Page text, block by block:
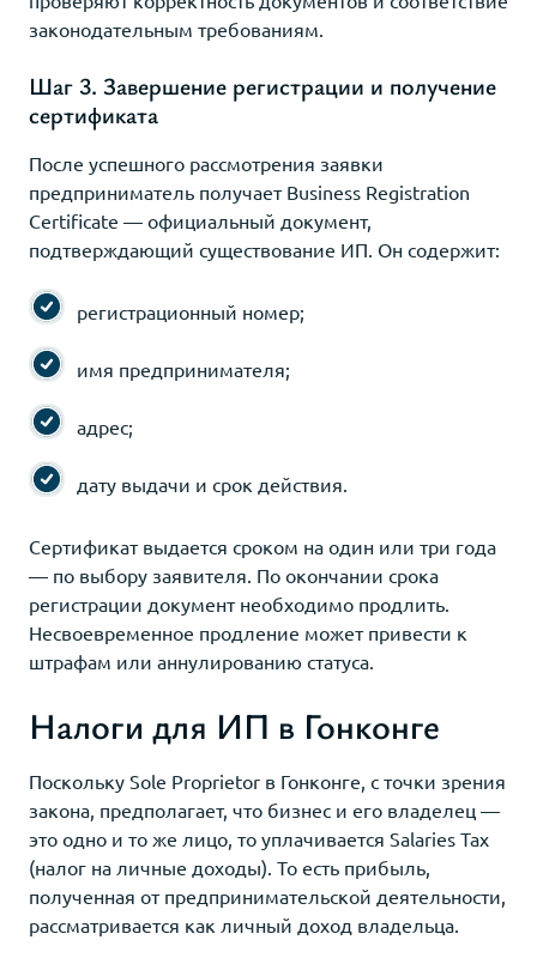
законодательным требованиям.
Шаг 3. Завершение регистрации и получение
сертификата
После успешного рассмотрения заявки
предприниматель получает Business Registration
Certificate — официальный документ,
подтверждающий существование ИП. Он содержит:
регистрационный номер;
имя предпринимателя;
адрес;
дату выдачи и срок действия.
Сертификат выдается сроком на один или три года
— по выбору заявителя. По окончании срока
регистрации документ необходимо продлить.
Несвоевременное продление может привести к
штрафам или аннулированию статуса.
Налоги для ИП в Гонконге
Поскольку Sole Proprietor в Гонконге, с точки зрения
закона, предполагает, что бизнес и его владелец —
это одно и то же лицо, то уплачивается Salaries Tax
(налог на личные доходы). То есть прибыль,
полученная от предпринимательской деятельности,
рассматривается как личный доход владельца.